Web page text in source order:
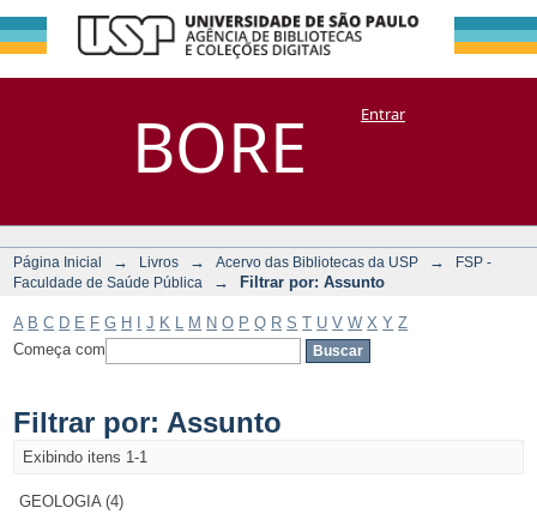
BORE
Filtrar por:
Assunto
DSpace/Manakin + CoriscoEntrar
Página Inicial → Livros → Acervo das Bibliotecas da USP →
FSP -
Faculdade de Saúde Pública
→ Filtrar por: Assunto
A B C D E F G H J K M N O P Q R S T U V W X Y Z
Começa com
Filtrar por: Assunto
Exibindo itens 1-1
GEOLOGIA (4)